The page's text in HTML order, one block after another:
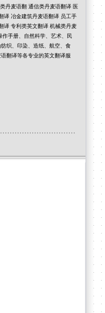
丹麦语翻 通信类丹麦语翻译 医
冶金建筑丹麦语翻译 员工手
专利类英文翻译 机械类丹麦
手册、自然科学、艺术、民
织、印染、造纸、航空、食
翻译等各专业的英文翻译服